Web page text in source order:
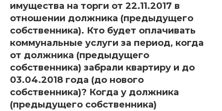
имущества на торги от 22.11.2017 в
отношении должника (предыдущего
собственника). Кто будет оплачивать
коммунальные услуги за период, когда
от должника (предыдущего
собственника) забрали квартиру и до
03.04.2018 года (до нового
собственника)? Когда у должника
(предыдущего собственника)